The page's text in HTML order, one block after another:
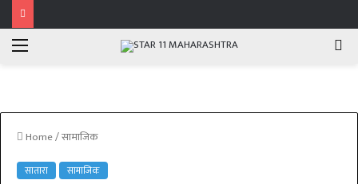
Menu
Home/सामाजिक
सातारा सामाजिक